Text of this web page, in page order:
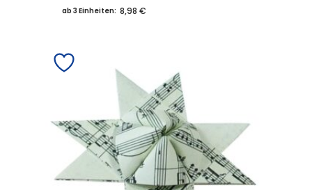
ab 3 Einheiten: 8,98 €
auf.
Die
Optionen
können
auf
der